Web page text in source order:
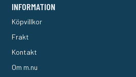
INFORMATION
Köpvillkor
Frakt
Kontakt
Om m.nu